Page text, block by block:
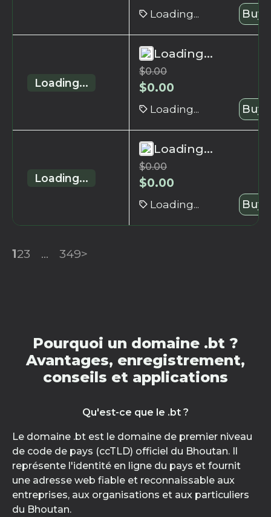
Loading... Buy
Loading...
Loading...
$0.00
$0.00
Loading... Buy
Loading...
Loading...
$0.00
$0.00
Loading... Buy
123 ... 349>
Pourquoi un domaine .bt ?
Avantages, enregistrement,
conseils et applications
Qu'est-ce que le .bt ?
Le domaine .bt est le domaine de premier niveau
de code de pays (ccTLD) officiel du Bhoutan. Il
représente l'identité en ligne du pays et fournit
une adresse web fiable et reconnaissable aux
entreprises, aux organisations et aux particuliers
du Bhoutan.